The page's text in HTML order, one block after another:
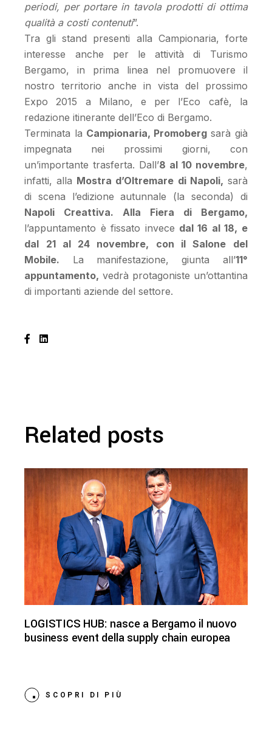
periodi, per portare in tavola prodotti di ottima
qualità a costi contenuti”.
Tra gli stand presenti alla Campionaria, forte
interesse anche per le attività di Turismo
Bergamo, in prima linea nel promuovere il
nostro territorio anche in vista del prossimo
Expo 2015 a Milano, e per l’Eco cafè, la
redazione itinerante dell’Eco di Bergamo.
Terminata la Campionaria, Promoberg sarà già
impegnata nei prossimi giorni, con
un’importante trasferta. Dall’8 al 10 novembre,
infatti, alla Mostra d’Oltremare di Napoli, sarà
di scena l’edizione autunnale (la seconda) di
Napoli Creattiva. Alla Fiera di Bergamo,
l’appuntamento è fissato invece dal 16 al 18, e
dal 21 al 24 novembre, con il Salone del
Mobile. La manifestazione, giunta all’11°
appuntamento, vedrà protagoniste un’ottantina
di importanti aziende del settore.
Related posts
LOGISTICS HUB: nasce a Bergamo il nuovo
business event della supply chain europea
SCOPRI DI PIÙ